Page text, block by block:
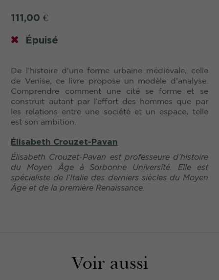
111,00 €
Épuisé
De l’histoire d'une forme urbaine médiévale, celle
de Venise, ce livre propose un modèle d’analyse.
Comprendre comment une cité se forme et se
construit autant par l’effort des hommes que par
les relations entre une société et un espace, telle
est son ambition.
Élisabeth Crouzet-Pavan
Élisabeth Crouzet-Pavan est professeure d’histoire
du Moyen Âge à Sorbonne Université. Elle est
spécialiste de l’Italie des derniers siècles du Moyen
Âge et de la première Renaissance.
Voir aussi